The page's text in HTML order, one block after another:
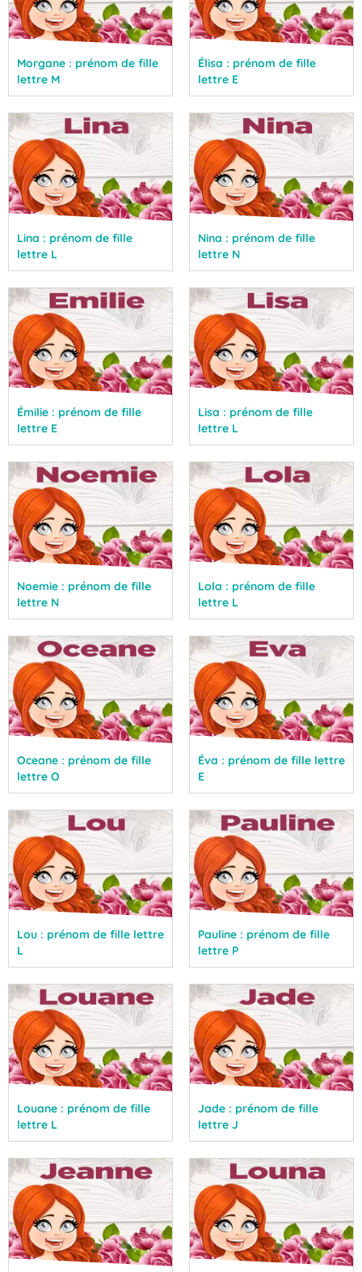
Morgane : prénom de fille
lettre M
Élisa : prénom de fille
lettre E
Lina : prénom de fille
lettre L
Nina : prénom de fille
lettre N
Émilie : prénom de fille
lettre E
Lisa : prénom de fille
lettre L
Noemie : prénom de fille
lettre N
Lola : prénom de fille
lettre L
Oceane : prénom de fille
lettre O
Éva : prénom de fille lettre
E
Lou : prénom de fille lettre
L
Pauline : prénom de fille
lettre P
Louane : prénom de fille
lettre L
Jade : prénom de fille
lettre J